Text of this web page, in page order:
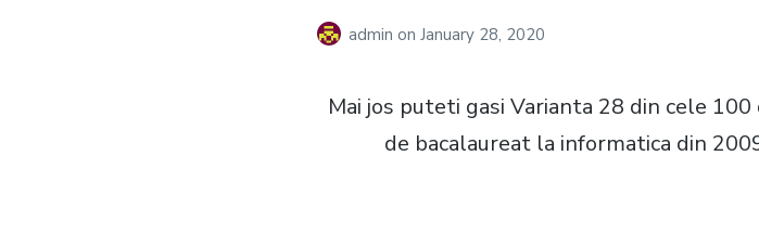
adminon January 28, 2020
Mai jos puteti gasi Varianta 28 din cele
de bacalaureat la informatica din